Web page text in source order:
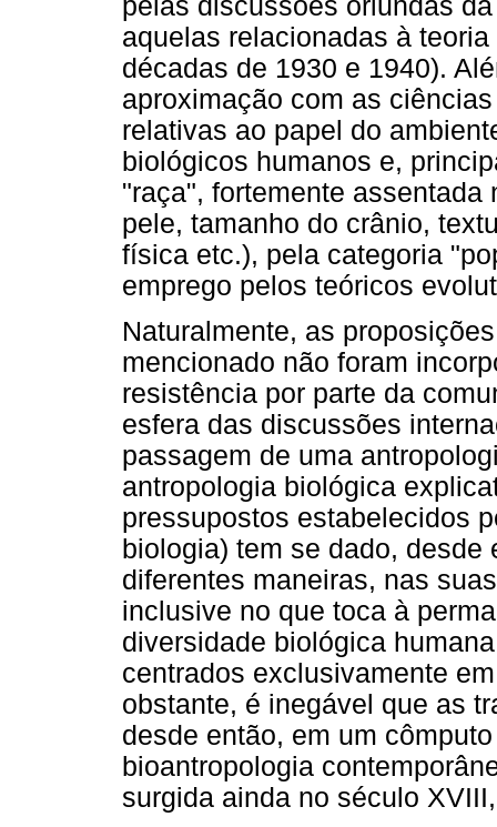
pelas discussões oriundas
aquelas relacionadas à
décadas de 1930 e 1940).
aproximação com as
relativas ao papel do
biológicos humanos e,
"raça", fortemente
pele, tamanho do crânio,
física etc.), pela categoria
emprego pelos teóricos
Naturalmente, as
mencionado não foram
resistência por parte da
esfera das discussões
passagem de uma
antropologia biológica
pressupostos estabelecidos
biologia) tem se dado,
diferentes maneiras, nas
inclusive no que toca à
diversidade biológica
centrados exclusivamente
obstante, é inegável que as
desde então, em um
bioantropologia
surgida ainda no século